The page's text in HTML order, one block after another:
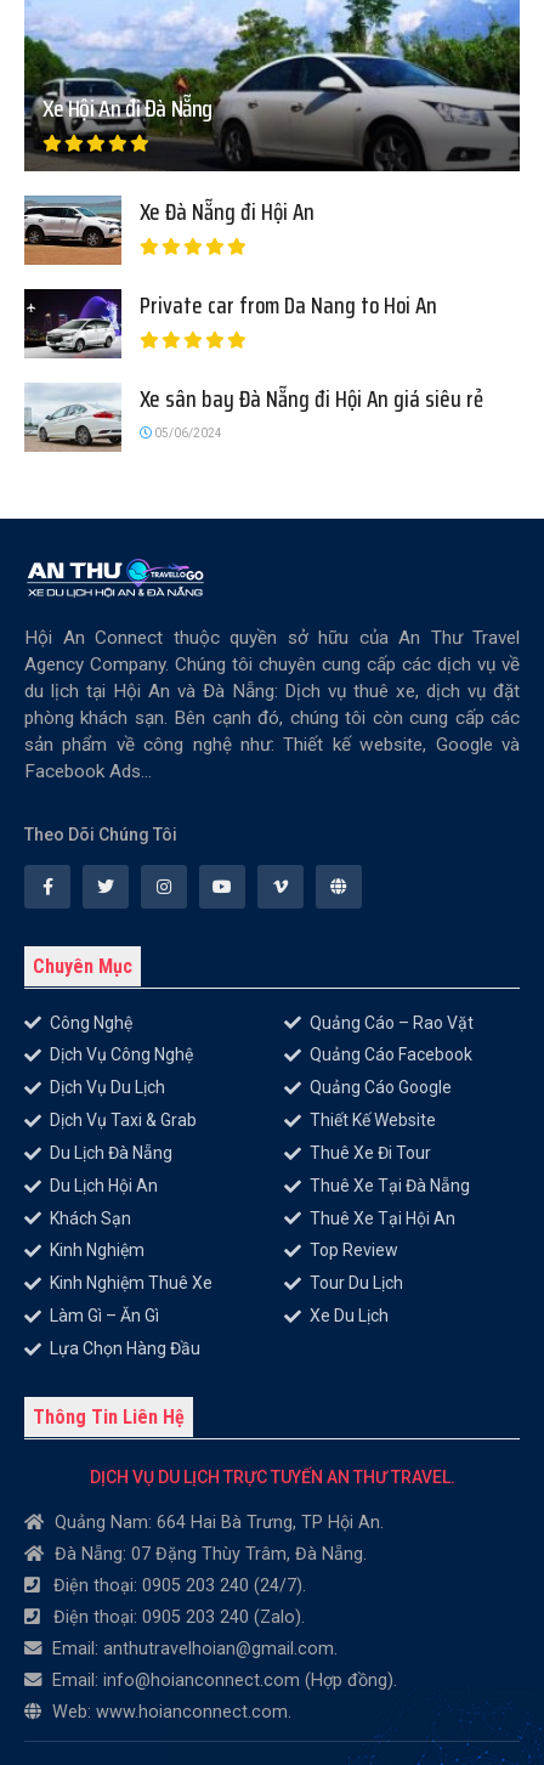
Xe Hội An đi Đà Nẵng
Xe Đà Nẵng đi Hội An
Private car from Da Nang to Hoi An
Xe sân bay Đà Nẵng đi Hội An giá siêu rẻ
05/06/2024
Hội An Connect thuộc quyền sở hữu của An Thư Travel
Agency Company. Chúng tôi chuyên cung cấp các dịch vụ về
du lịch tại Hội An và Đà Nẵng: Dịch vụ thuê xe, dịch vụ đặt
phòng khách sạn. Bên cạnh đó, chúng tôi còn cung cấp các
sản phẩm về công nghệ như: Thiết kế website, Google và
Facebook Ads...
Theo Dõi Chúng Tôi
Chuyên Mục
Công Nghệ
Dịch Vụ Công Nghệ
Dịch Vụ Du Lịch
Dịch Vụ Taxi & Grab
Du Lịch Đà Nẵng
Du Lịch Hội An
Khách Sạn
Kinh Nghiệm
Kinh Nghiệm Thuê Xe
Làm Gì – Ăn Gì
Lựa Chọn Hàng Đầu
Quảng Cáo – Rao Vặt
Quảng Cáo Facebook
Quảng Cáo Google
Thiết Kế Website
Thuê Xe Đi Tour
Thuê Xe Tại Đà Nẵng
Thuê Xe Tại Hội An
Top Review
Tour Du Lịch
Xe Du Lịch
Thông Tin Liên Hệ
DỊCH VỤ DU LỊCH TRỰC TUYẾN AN THƯ TRAVEL.
Quảng Nam: 664 Hai Bà Trưng, TP Hội An.
Đà Nẵng: 07 Đặng Thùy Trâm, Đà Nẵng.
Điện thoại: 0905 203 240 (24/7).
Điện thoại: 0905 203 240 (Zalo).
Email: anthutravelhoian@gmail.com.
Email: info@hoianconnect.com (Hợp đồng).
Web: www.hoianconnect.com.